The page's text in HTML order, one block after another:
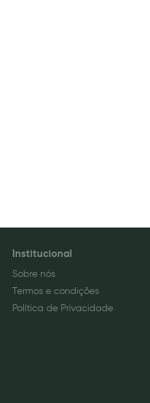
Institucional
Sobre nós
Termos e condições
Política de Privacidade